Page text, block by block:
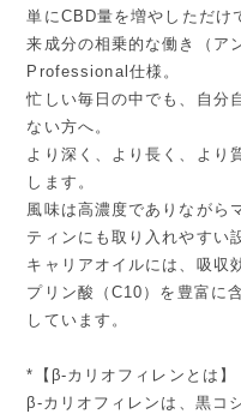
単にCBD量を増やしただけ
来成分の相乗的な働き（ア
Professional仕様。
忙しい毎日の中でも、自分
ない方へ。
より深く、より長く、より
します。
風味は高濃度でありながら
ティンにも取り入れやすい
キャリアオイルには、吸収
プリン酸（C10）を豊富に
しています。
*【β-カリオフィレンとは】
β-カリオフィレンは、黒コ